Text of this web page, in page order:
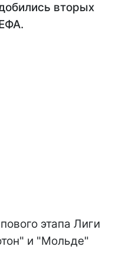
вторых
этапа Лиги
и "Мольде"